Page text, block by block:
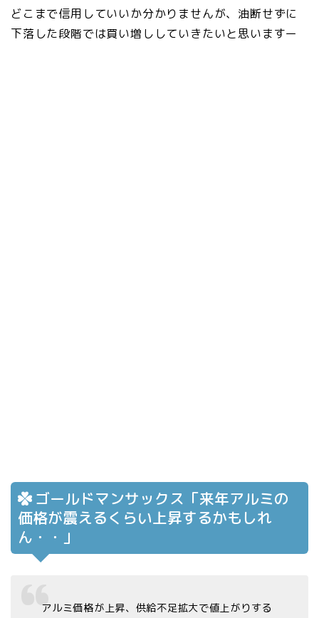
どこまで信用していいか分かりませんが、油断せずに
下落した段階では買い増ししていきたいと思いますー
ゴールドマンサックス「来年アルミの
価格が震えるくらい上昇するかもしれ
ん・・」
アルミ価格が上昇、供給不足拡大で値上がりする